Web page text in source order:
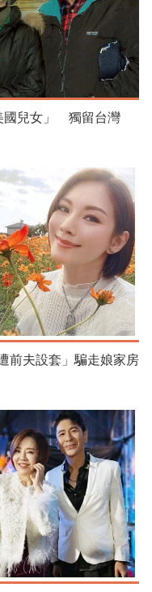
國兒女」 獨留台灣
前夫設套」騙走娘家房